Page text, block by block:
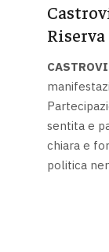
sentita e
chiara e
politica